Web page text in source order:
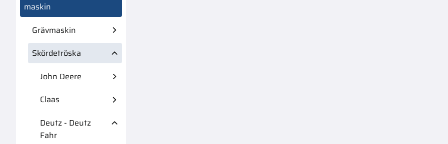
maskin
Grävmaskin
Skördetröska
John Deere
Claas
Deutz - Deutz
Fahr